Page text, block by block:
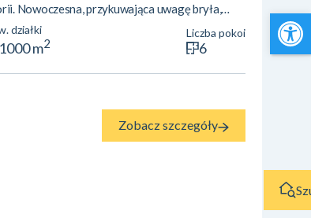
Nowoczesna, przykuwająca uwagę bryła,
przeszklenia, przestrzeń, garaż na dwa
do Środy Wielkopolskiej oraz Poznania.
działki
1000 m2
Liczba pokoi
6
Zobacz szczegóły